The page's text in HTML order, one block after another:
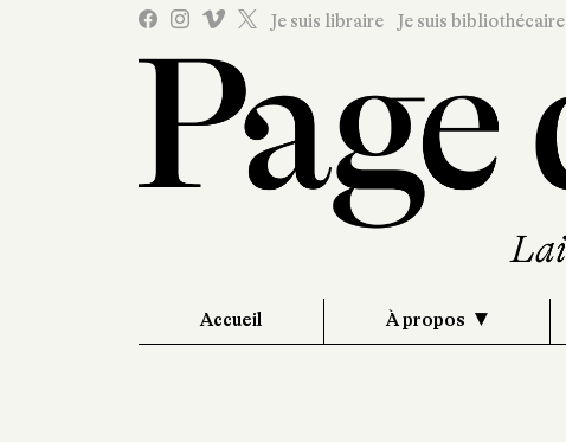
Je suis libraire Je suis bibliothécaire
Accueil À propos